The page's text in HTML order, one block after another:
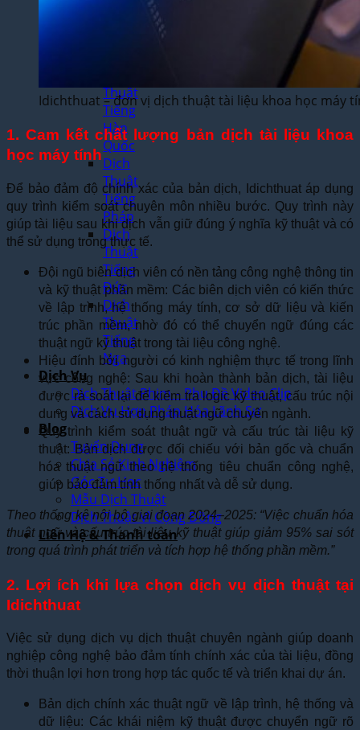
Thuật
Tiếng
Hàn
Quốc
Dịch
Thuật
Tiếng
Pháp
Dịch
Thuật
Tiếng
Đức
Dịch
Thuật
Tiếng
Nga
Dịch Vụ
Dịch Thuật Phim – Phụ Đề Video Clip
Dịch Vụ Hợp Pháp Hóa Lãnh Sự
Blog
Tuyển Dụng
Chia Sẻ Kinh Nghiệm
Góc Tự Học
Mẫu Dịch Thuật
Dịch Thuật Vì Cộng Đồng
Liên Hệ & Thanh toán
Idichthuat – đơn vị dịch thuật tài liệu khoa học máy
1. Cam kết chất lượng bản dịch tài liệu khoa
học máy tính
Để bảo đảm độ chính xác của bản dịch, Idichthuat áp dụng
quy trình kiểm soát chuyên môn nhiều bước. Quy trình này
giúp tài liệu sau khi dịch vẫn giữ đúng ý nghĩa kỹ thuật và có
thể sử dụng trong thực tế.
Đội ngũ biên dịch viên có nền tảng công nghệ thông tin
và kỹ thuật phần mềm: Các biên dịch viên có kiến thức
về lập trình, hệ thống máy tính, cơ sở dữ liệu và kiến
trúc phần mềm, nhờ đó có thể chuyển ngữ đúng các
thuật ngữ kỹ thuật trong tài liệu công nghệ.
Hiệu đính bởi người có kinh nghiệm thực tế trong lĩnh
vực công nghệ: Sau khi hoàn thành bản dịch, tài liệu
được rà soát lại để kiểm tra logic kỹ thuật, cấu trúc nội
dung và cách sử dụng thuật ngữ chuyên ngành.
Quy trình kiểm soát thuật ngữ và cấu trúc tài liệu kỹ
thuật: Bản dịch được đối chiếu với bản gốc và chuẩn
hóa thuật ngữ theo hệ thống tiêu chuẩn công nghệ,
giúp bảo đảm tính thống nhất và dễ sử dụng.
Theo thống kê nội bộ giai đoạn 2024–2025: “Việc chuẩn hóa
thuật ngữ và cấu trúc tài liệu kỹ thuật giúp giảm 95% sai sót
trong quá trình phát triển và tích hợp hệ thống phần mềm.”
2. Lợi ích khi lựa chọn dịch vụ dịch thuật tại
Idichthuat
Việc sử dụng dịch vụ dịch thuật chuyên ngành giúp doanh
nghiệp công nghệ bảo đảm tính chính xác của tài liệu, đồng
thời thuận lợi hơn trong hợp tác quốc tế và triển khai dự án.
Bản dịch chính xác thuật ngữ về lập trình, hệ thống và
dữ liệu: Các khái niệm kỹ thuật được chuyển ngữ rõ